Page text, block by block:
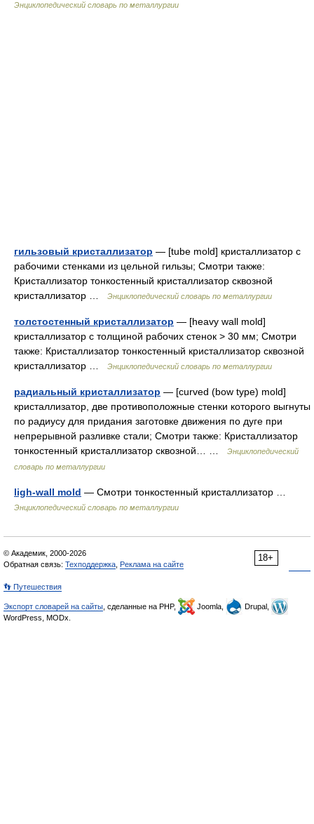
Энциклопедический словарь по металлургии
гильзовый кристаллизатор — [tube mold] кристаллизатор с
рабочими стенками из цельной гильзы; Смотри также:
Кристаллизатор тонкостенный кристаллизатор сквозной
кристаллизатор …
Энциклопедический словарь по металлургии
толстостенный кристаллизатор — [heavy wall mold]
кристаллизатор с толщиной рабочих стенок > 30 мм; Смотри
также: Кристаллизатор тонкостенный кристаллизатор сквозной
кристаллизатор …
Энциклопедический словарь по металлургии
радиальный кристаллизатор — [curved (bow type) mold]
кристаллизатор, две противоположные стенки которого выгнуты
по радиусу для придания заготовке движения по дуге при
непрерывной разливке стали; Смотри также: Кристаллизатор
тонкостенный кристаллизатор сквозной… …
Энциклопедический
словарь по металлургии
ligh-wall mold — Смотри тонкостенный кристаллизатор …
Энциклопедический словарь по металлургии
18+
© Академик, 2000-2026
Обратная связь: Техподдержка Реклама на сайте
👣 Путешествия
Экспорт словарей на сайты , сделанные на PHP, Joomla,
Drupal,
WordPress, MODx.